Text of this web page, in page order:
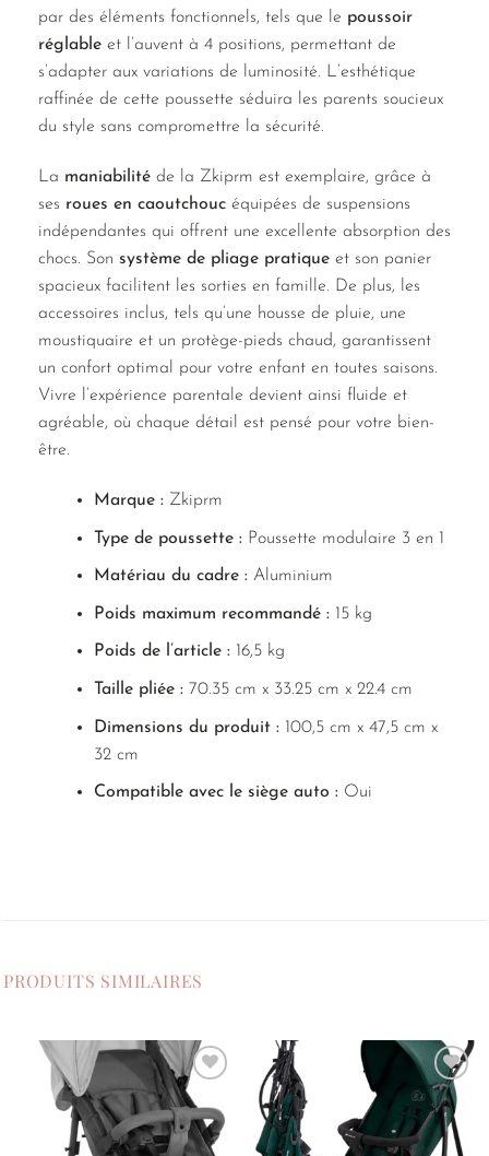
par des éléments fonctionnels, tels que le poussoir
réglable et l’auvent à 4 positions, permettant de
s’adapter aux variations de luminosité. L’esthétique
raffinée de cette poussette séduira les parents soucieux
du style sans compromettre la sécurité.
La maniabilité de la Zkiprm est exemplaire, grâce à
ses roues en caoutchouc équipées de suspensions
indépendantes qui offrent une excellente absorption des
chocs. Son système de pliage pratique et son panier
spacieux facilitent les sorties en famille. De plus, les
accessoires inclus, tels qu’une housse de pluie, une
moustiquaire et un protège-pieds chaud, garantissent
un confort optimal pour votre enfant en toutes saisons.
Vivre l’expérience parentale devient ainsi fluide et
agréable, où chaque détail est pensé pour votre bien-
être.
Marque :Zkiprm
Type de poussette :Poussette modulaire 3 en 1
Matériau du cadre :Aluminium
Poids maximum recommandé :15 kg
Poids de l’article :16,5 kg
Taille pliée :70.35 cm x 33.25 cm x 22.4 cm
Dimensions du produit :100,5 cm x 47,5 cm x
32 cm
Compatible avec le siège auto :Oui
PRODUITS SIMILAIRES
Ajouter
à la
liste de
souhaits
Ajouter
à la
liste de
souhaits